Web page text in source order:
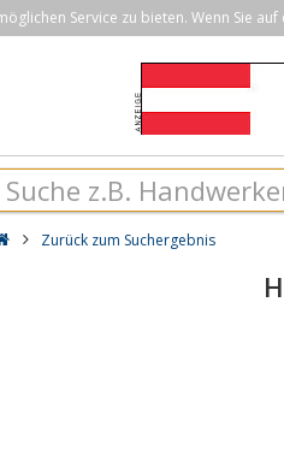
Service zu bieten. Wenn Sie
Zurück zum Suchergebnis